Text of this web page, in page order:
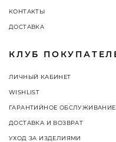
КОНТАКТЫ
ДОСТАВКА
КЛУБ
ЛИЧНЫЙ КАБИНЕТ
WISHLIST
ГАРАНТИЙНОЕ ОБСЛУЖИВАНИЕ
ДОСТАВКА И ВОЗВРАТ
УХОД ЗА ИЗДЕЛИЯМИ